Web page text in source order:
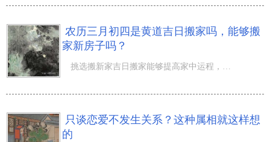
农历三月初四是黄道吉日搬家吗，能够搬
家新房子吗？
挑选搬新家吉日搬家能够提高家中运程，农历三月初四是黄道吉日搬家吗，能够搬家新房子吗？阳春三月，春回大
只谈恋爱不发生关系？这种属相就这样想
的